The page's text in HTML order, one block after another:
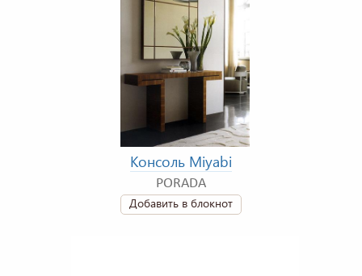
Консоль Miyabi
PORADA
Добавить в блокнот